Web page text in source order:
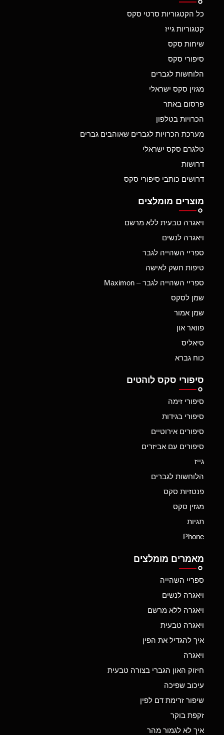
כל הקטגוריות סרטי סקס
קטגוריות גייז
שיחות סקס
סיפורי סקס
הלוחשות לגברים
מגזין סקס ישראלי
פרסום באתר
הכרויות בטלפון
מערכת הכרויות לגברים שאוהבים גברים
טלגרם סקס ישראלי
דרושות
דרושים כותבי סיפורי סקס
מוצרים מומלצים
ויאגרה טבעית ללא מרשם
ויאגרה לנשים
ספריי השהייה לגבר
טיפות חשק לאישה
ספריי השהייה לגבר – Maximon
שמן לסקס
שמן אמור
פוואר און
סיאליס
כוח גברא
סיפורי סקס לוהטים
סיפורי זימה
סיפורי בגידות
סיפורים אירוטיים
סיפורים עם אביזרים
גייז
הלוחשות לגברים
פנטזיות סקס
מגזין סקס
תגיות
Phone
מאמרים מומלצים
ספריי השהייה
ויאגרה לנשים
ויאגרה ללא מרשם
ויאגרה טבעית
איך להגדיל את הפין
ויאגרה
חיזוק האון הגברי בצורה טבעית
עיכוב שפיכה
שיפור זרימת דם לפין
זקפת בוקר
איך לא לגמור מהר